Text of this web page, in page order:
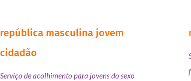
república masculina jovem
cidadão
Serviço de acolhimento para jovens do sexo